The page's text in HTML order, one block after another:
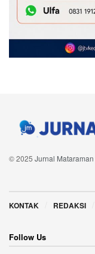
© 2025 Jurnal Mataraman
KONTAK REDAKSI
Follow Us